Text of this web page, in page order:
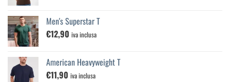
Men's Superstar T
€12,90 iva inclusa
American Heavyweight T
€11,90 iva inclusa